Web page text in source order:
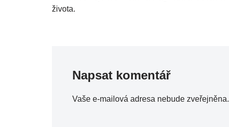
života.
Napsat komentář
Vaše e-mailová adresa nebude zveřejněna.